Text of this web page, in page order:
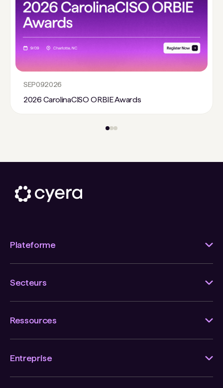
SEP092026
2026 CarolinaCISO ORBIE Awards
Plateforme
Secteurs
Ressources
Entreprise